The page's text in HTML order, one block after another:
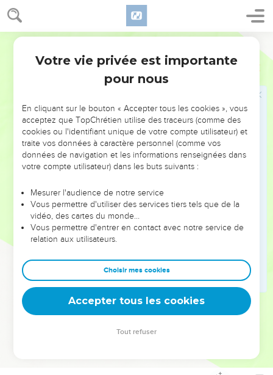
Galates 4
femme libre naquit en vertu de la promesse.
24 Ces choses sont allégoriques ; car ces deux femmes sont
deux alliances, l'une du mont Sina, qui enfante des esclaves,
Car Agar signifie le mont Sina, en Arabie, et elle
correspond à la Jérusalem d'à présent, qui est, en effet,
Mais la Jérusalem d'en haut est libre, et c'est elle qui est la
mère de nous tous.
Car il est écrit : Réjouis-toi, stérile, toi qui n'enfantais
point, éclate et pousse des cris, toi qui n'as pas été en travail
nombreux que ceux de la femme qui avait l'époux.
Pour nous, frères, nous sommes les enfants de la
promesse, de même qu'Isaac.
29
persécutait celui qui était né selon l'Esprit, il en est de même
maintenant.
Mais que dit l'Écriture ? Chasse l'esclave et son fils ; car le
fils de l'esclave ne sera point héritier avec le fils de la femme
Votre vie privée est importante
pour nous
En cliquant sur le bouton « Accepter tous les cookies », vous
acceptez que TopChrétien utilise des traceurs (comme des
cookies ou l'identifiant unique de votre compte utilisateur) et
traite vos données à caractère personnel (comme vos
données de navigation et les informations renseignées dans
votre compte utilisateur) dans les buts suivants :
Mesurer l'audience de notre service
Vous permettre d'utiliser des services tiers tels que de la
vidéo, des cartes du monde…
Vous permettre d'entrer en contact avec notre service de
relation aux utilisateurs.
Choisir mes cookies
Accepter tous les cookies
Tout refuser